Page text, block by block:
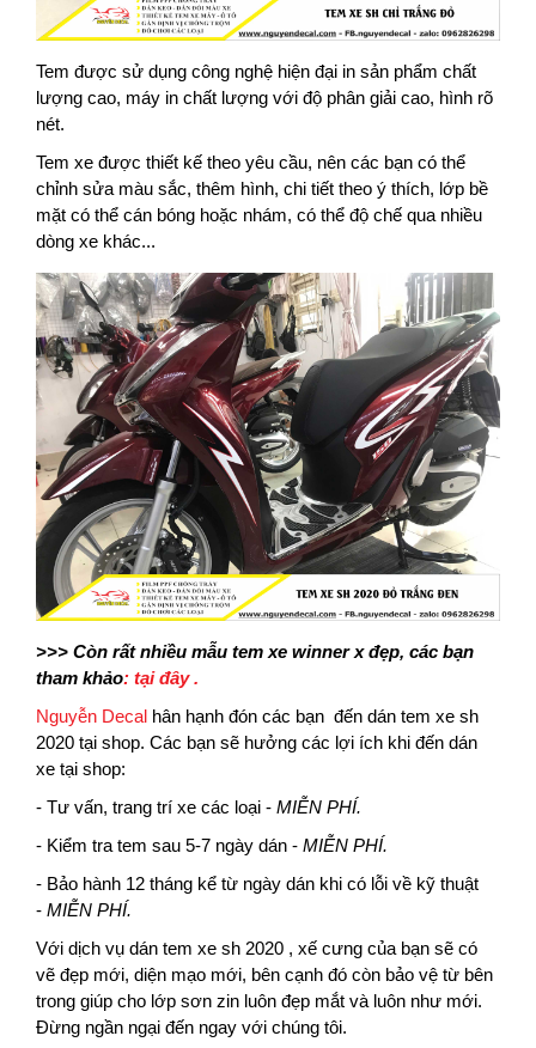
Tem được sử dụng công nghệ hiện đại in sản phẩm chất
lượng cao, máy in chất lượng với độ phân giải cao, hình rõ
nét.
Tem xe được thiết kế theo yêu cầu, nên các bạn có thể
chỉnh sửa màu sắc, thêm hình, chi tiết theo ý thích, lớp bề
mặt có thể cán bóng hoặc nhám, có thể độ chế qua nhiều
dòng xe khác...
>>> Còn rất nhiều mẫu tem xe winner x đẹp, các bạn
tham khảo: tại đây .
Nguyễn Decal hân hạnh đón các bạn đến dán tem xe sh
2020 tại shop. Các bạn sẽ hưởng các lợi ích khi đến dán
xe tại shop:
- Tư vấn, trang trí xe các loại - MIỄN PHÍ.
- Kiểm tra tem sau 5-7 ngày dán - MIỄN PHÍ.
- Bảo hành 12 tháng kể từ ngày dán khi có lỗi về kỹ thuật
- MIỄN PHÍ.
Với dịch vụ dán tem xe sh 2020 , xế cưng của bạn sẽ có
vẽ đẹp mới, diện mạo mới, bên cạnh đó còn bảo vệ từ bên
trong giúp cho lớp sơn zin luôn đẹp mắt và luôn như mới.
Đừng ngần ngại đến ngay với chúng tôi.